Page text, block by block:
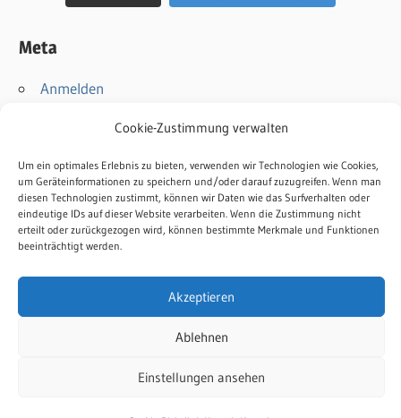
Cookie-Zustimmung verwalten
Um ein optimales Erlebnis zu bieten, verwenden wir Technologien wie Cookies,
um Geräteinformationen zu speichern und/oder darauf zuzugreifen. Wenn man
diesen Technologien zustimmt, können wir Daten wie das Surfverhalten oder
eindeutige IDs auf dieser Website verarbeiten. Wenn die Zustimmung nicht
erteilt oder zurückgezogen wird, können bestimmte Merkmale und Funktionen
beeinträchtigt werden.
Akzeptieren
Ablehnen
Einstellungen ansehen
Meta
Anmelden
WordPress.org
Kontakt
Impressum
WordPress-Theme: Wellington von ThemeZee.